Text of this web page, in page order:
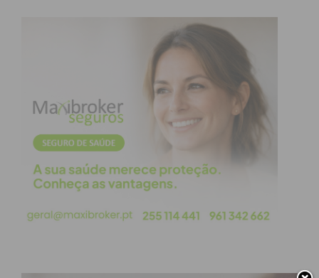
Subscreva a newsletter do
Imediato
Assine nossa newsletter por e-mail e
obtenha de forma regular a informação
atualizada.